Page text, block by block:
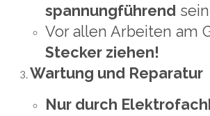
spannungführend
Vor allen Arbeiten am
Stecker ziehen!
Wartung und Reparatur
Nur durch